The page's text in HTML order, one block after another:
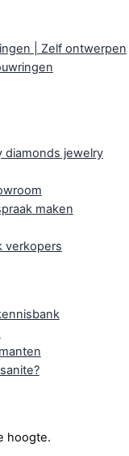
| Zelf ontwerpen
diamonds jewelry
maken
verkopers
hoogte.